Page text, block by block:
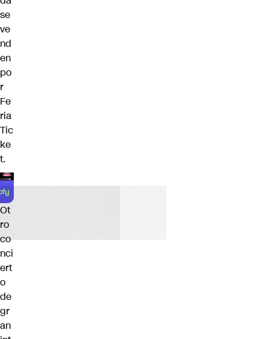
se
ve
nd
en
po
r
Fe
ria
Tic
ke
t.
Ot
ro
co
nci
ert
o
de
gr
an